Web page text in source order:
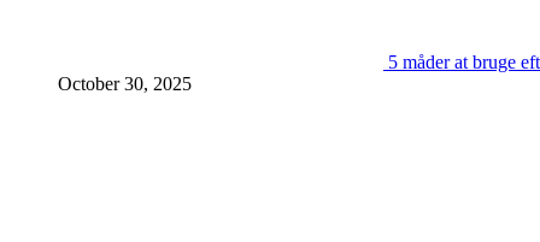
5 måder at bruge
October 30, 2025